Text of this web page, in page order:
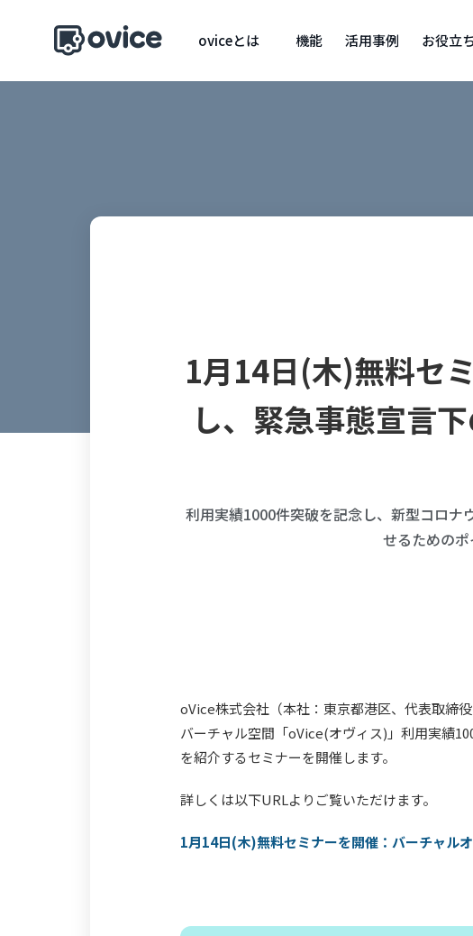
oviceとは 機能 活用事例 お役立
1月14日(木)無料セ
し、緊急事態宣言
利用実績1000件突破を記念し、新型コロナ
せるためのポ
oVice株式会社（本社：東京都港区、代表取締
バーチャル空間「oVice(オヴィス)」利用実績
を紹介するセミナーを開催します。
詳しくは以下URLよりご覧いただけます。
1月14日(木)無料セミナーを開催：バーチャル